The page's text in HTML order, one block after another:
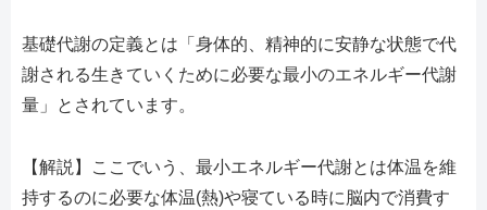
基礎代謝の定義とは「身体的、精神的に安静な状態で代
謝される生きていくために必要な最小のエネルギー代謝
量」とされています。
【解説】ここでいう、最小エネルギー代謝とは体温を維
持するのに必要な体温(熱)や寝ている時に脳内で消費す